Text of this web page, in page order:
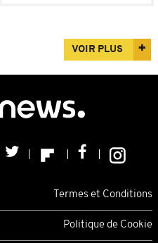
VOIR PLUS
Termes et Conditions
Politique de Cookie